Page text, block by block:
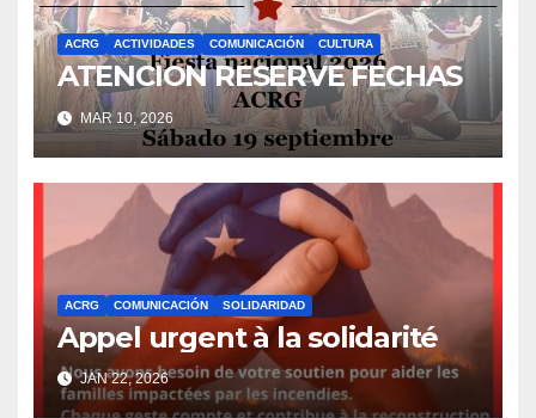
ACRG ACTIVIDADES COMUNICACIÓN CULTURA
ATENCION RESERVE FECHAS
MAR 10, 2026
ACRG COMUNICACIÓN SOLIDARIDAD
Appel urgent à la solidarité
JAN 22, 2026